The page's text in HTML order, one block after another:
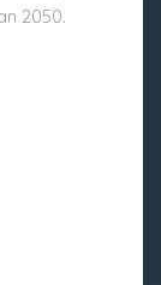
2050.